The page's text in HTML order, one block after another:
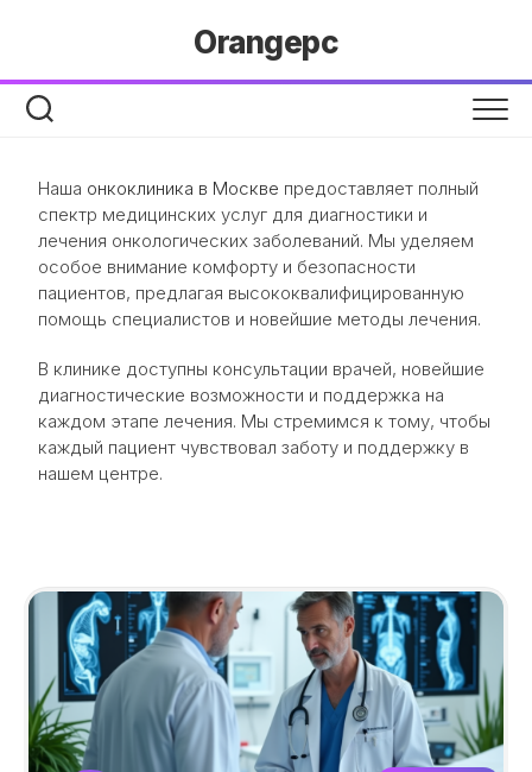
Orangepc
Наша онкоклиника в Москве предоставляет полный
спектр медицинских услуг для диагностики и
лечения онкологических заболеваний. Мы уделяем
особое внимание комфорту и безопасности
пациентов, предлагая высококвалифицированную
помощь специалистов и новейшие методы лечения.
В клинике доступны консультации врачей, новейшие
диагностические возможности и поддержка на
каждом этапе лечения. Мы стремимся к тому, чтобы
каждый пациент чувствовал заботу и поддержку в
нашем центре.